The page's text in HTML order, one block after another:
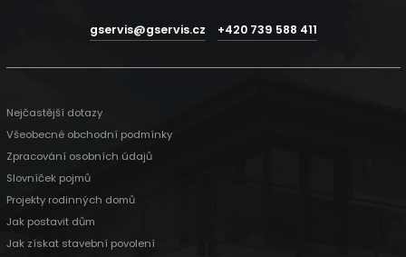
gservis@gservis.cz +420 739 588 411
Nejčastější dotazy
Všeobecné obchodní podmínky
Zpracování osobních údajů
Slovníček pojmů
Projekty rodinných domů
Jak postavit dům
Jak získat stavební povolení